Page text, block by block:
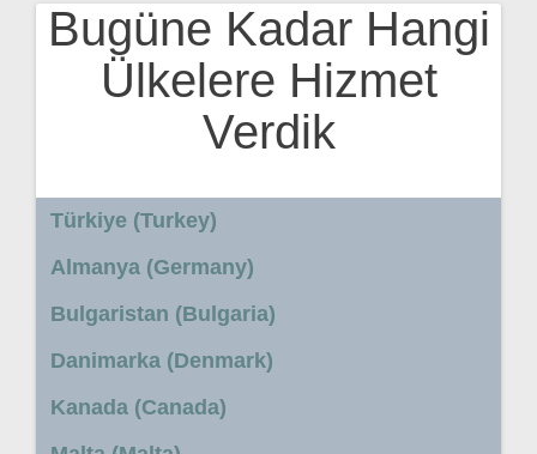
Bugüne Kadar Hangi
Ülkelere Hizmet
Verdik
Türkiye (Turkey)
Almanya (Germany)
Bulgaristan (Bulgaria)
Danimarka (Denmark)
Kanada (Canada)